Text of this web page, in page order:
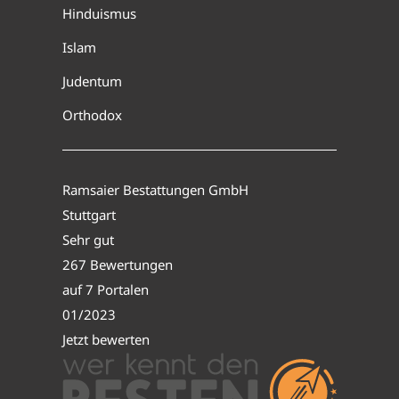
Hinduismus
Islam
Judentum
Orthodox
Ramsaier Bestattungen GmbH
Stuttgart
Sehr gut
267 Bewertungen
auf 7 Portalen
01/2023
Jetzt bewerten